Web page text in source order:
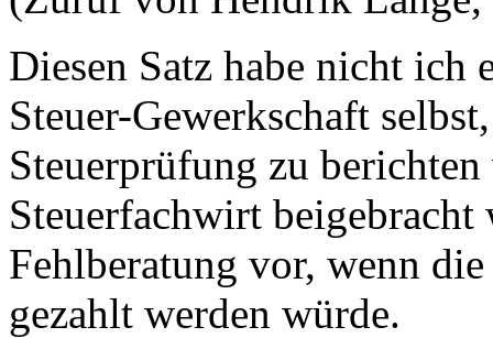
Diesen Satz habe nicht ich
Steuer-Gewerkschaft
Steuerprüfung zu
Steuerfachwirt
Fehlberatung vor, wenn
gezahlt werden würde.